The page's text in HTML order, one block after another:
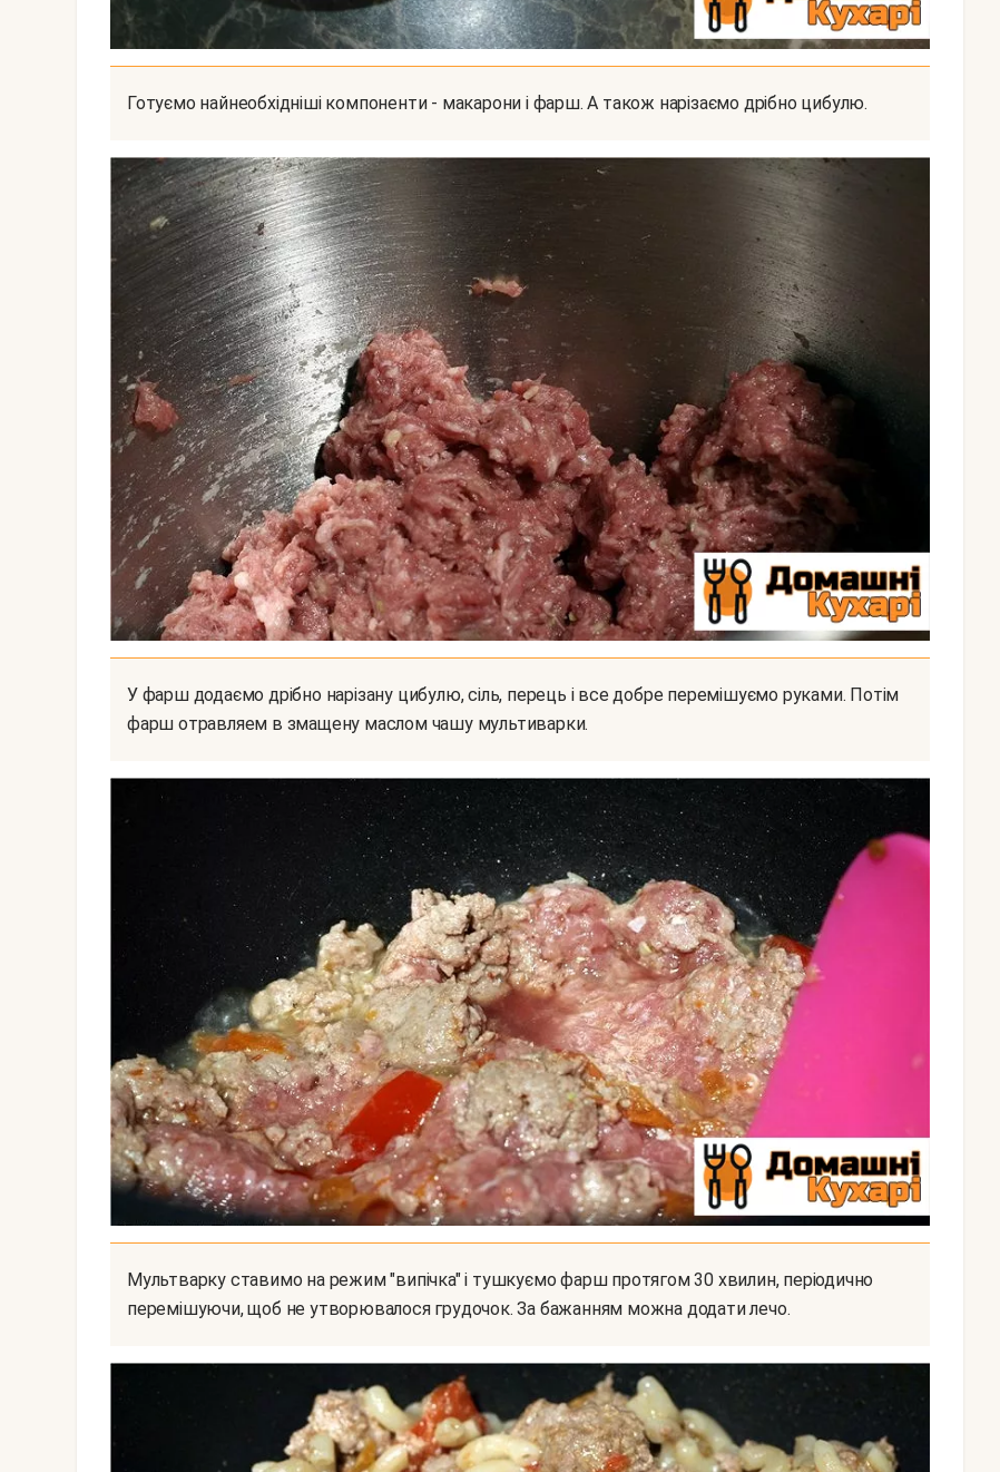
Готуємо найнеобхідніші компоненти - макарони і фарш. А також нарізаємо дрібно цибулю.
У фарш додаємо дрібно нарізану цибулю, сіль, перець і все добре перемішуємо руками. Потім
фарш отравляем в змащену маслом чашу мультиварки.
Мультварку ставимо на режим "випічка" і тушкуємо фарш протягом 30 хвилин, періодично
перемішуючи, щоб не утворювалося грудочок. За бажанням можна додати лечо.